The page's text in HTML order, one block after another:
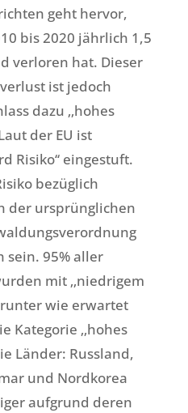
geht hervor,
bis 2020 jährlich 1,5
verloren hat. Dieser
ist jedoch
dazu ‚‚hohes
der EU ist
Risiko‘‘ eingestuft.
bezüglich
der ursprünglichen
sein. 95% aller
mit ‚‚niedrigem
wie erwartet
Kategorie ‚‚hohes
Länder: Russland,
und Nordkorea
aufgrund deren